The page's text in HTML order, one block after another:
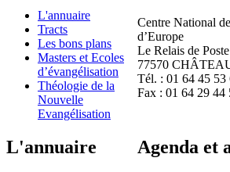
L'annuaire
Tracts
Les bons plans
Masters et Ecoles
d’évangélisation
Théologie de la
Nouvelle
Evangélisation
L'annuaire
Centre National
d’Europe
Le Relais de
77570
Tél. : 01 64 45 53
Fax : 01 64 29 44
Agenda et